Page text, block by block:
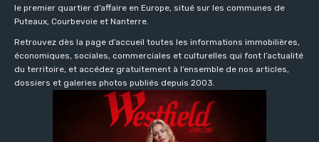
le premier quartier d’affaire en Europe, situé sur les communes de
Puteaux, Courbevoie et Nanterre.
Retrouvez dès la page d’accueil toutes les informations immobilières,
économiques, sociales, commerciales et culturelles qui font l’actualité
du territoire, et accédez gratuitement à l’ensemble de nos articles,
dossiers et galeries photos publiés depuis 2003.